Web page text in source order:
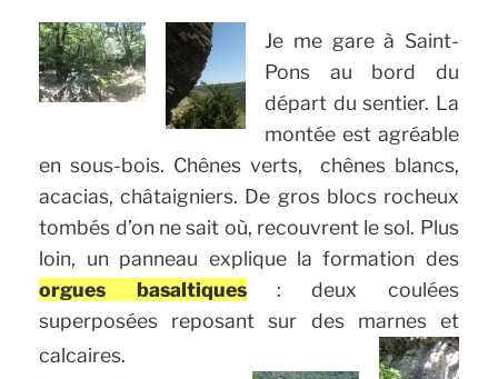
Je me gare à Saint-
Pons au bord du
départ du sentier. La
montée est agréable
en sous-bois. Chênes verts, chênes blancs,
acacias, châtaigniers. De gros blocs rocheux
tombés d’on ne sait où, recouvrent le sol. Plus
loin, un panneau explique la formation des
orgues basaltiques: deux coulées
superposées reposant sur des marnes et
calcaires.